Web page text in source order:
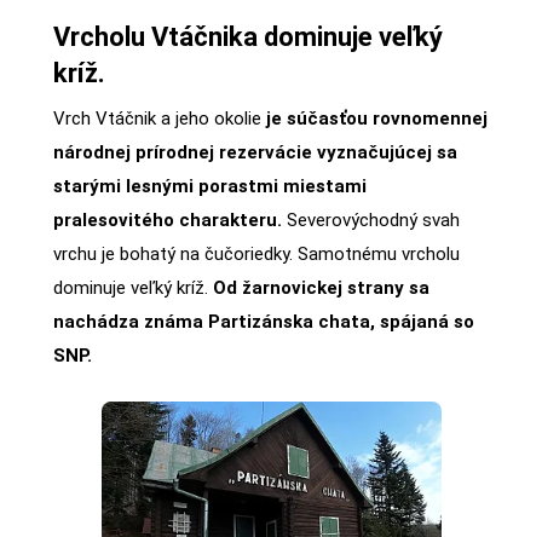
Vrcholu Vtáčnika dominuje veľký
kríž.
Vrch Vtáčnik a jeho okolie je súčasťou rovnomennej
národnej prírodnej rezervácie vyznačujúcej sa
starými lesnými porastmi miestami
pralesovitého charakteru. Severovýchodný svah
vrchu je bohatý na čučoriedky. Samotnému vrcholu
dominuje veľký kríž. Od žarnovickej strany sa
nachádza známa Partizánska chata, spájaná so
SNP.